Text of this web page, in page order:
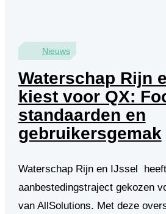
Nieuws
Waterschap Rijn
kiest voor QX:
standaarden en
gebruikersgemak
Waterschap Rijn en IJssel
aanbestedingstraject gekozen
van AllSolutions. Met deze